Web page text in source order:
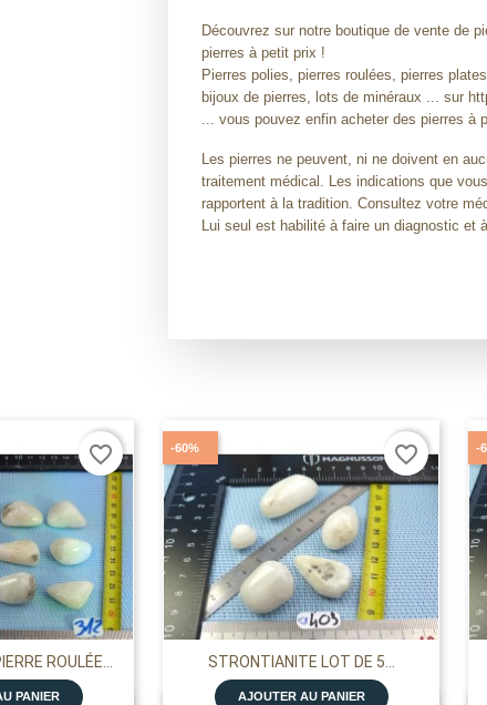
Découvrez sur notre boutique de vente de
pierres à petit prix !
Pierres polies, pierres roulées, pierres
bijoux de pierres, lots de minéraux ... sur
... vous pouvez enfin acheter des pierres à
Les pierres ne peuvent, ni ne doivent en
traitement médical. Les indications que
rapportent à la tradition. Consultez votre
Lui seul est habilité à faire un diagnostic et
ROULÉE...
PANIER
favorite_border
STRONTIANITE LOT DE 5...
AJOUTER AU PANIER
-60% favorite_border -